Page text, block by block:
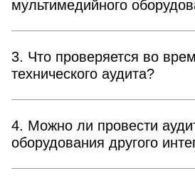
мультимедийного
3. Что проверяется во
технического аудита?
4. Можно ли провести
оборудования другого